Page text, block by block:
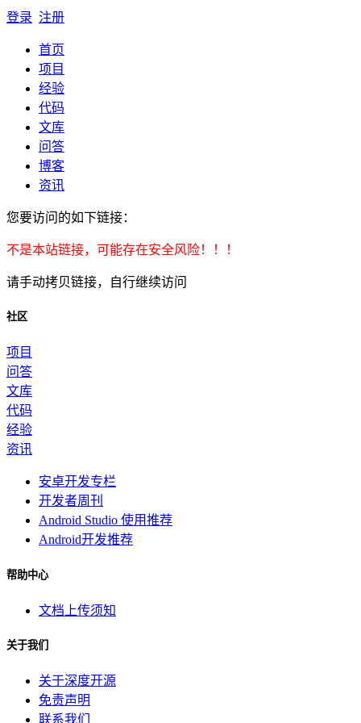
登录 注册
首页
项目
经验
代码
文库
问答
博客
资讯
您要访问的如下链接：
不是本站链接，可能存在安全风险！！！
请手动拷贝链接，自行继续访问
社区
项目
问答
文库
代码
经验
资讯
安卓开发专栏
开发者周刊
Android Studio 使用推荐
Android开发推荐
帮助中心
文档上传须知
关于我们
关于深度开源
免责声明
联系我们